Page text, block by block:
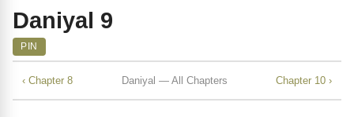
Daniyal 9
PIN
‹ Chapter 8 Daniyal — All Chapters Chapter 10 ›